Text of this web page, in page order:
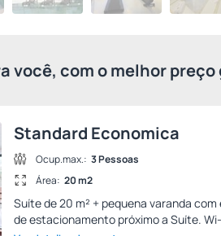
você, com o melhor
Standard Economica
Ocup.max.: 3 Pessoas
Área: 20 m2
Suíte de 20 m² + pequena varanda
de estacionamento próximo a Suíte.